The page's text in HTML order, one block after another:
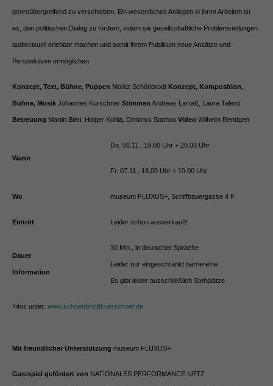
genreübergreifend zu verschieben. Ein wesentliches Anliegen in ihren Arbeiten ist
es, den politischen Dialog zu fördern, indem sie gesellschaftliche Problemstellungen
audiovisuell erlebbar machen und somit ihrem Publikum neue Ansätze und
Perspektiven ermöglichen.
Konzept, Text, Bühne, Puppen Moritz Schönbrodt Konzept, Komposition,
Bühne, Musik Johannes Kürschner Stimmen Andreas Larraß, Laura Talenti
Betreuung Martin Bieri, Holger Kuhla, Dimitrios Stamou Video Wilhelm Rendgen
Wann
Do. 06.11., 19.00 Uhr + 20.00 Uhr
Fr. 07.11., 18.00 Uhr + 19.00 Uhr
Wo museum FLUXUS+, Schiffbauergasse 4 F
Eintritt Leider schon ausverkauft!
Dauer
Information
30 Min., in deutscher Sprache
Leider nur eingeschränkt barrierefrei
Es gibt leider ausschließlich Stehplätze
Infos unter: www.schoenbrodtkuerschner.de
Mit freundlicher Unterstützung museum FLUXUS+
Gastspiel gefördert von NATIONALES PERFORMANCE NETZ